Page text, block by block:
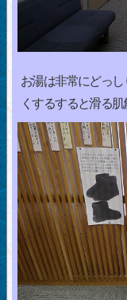
お湯は非常にどっ
くするすると滑る肌